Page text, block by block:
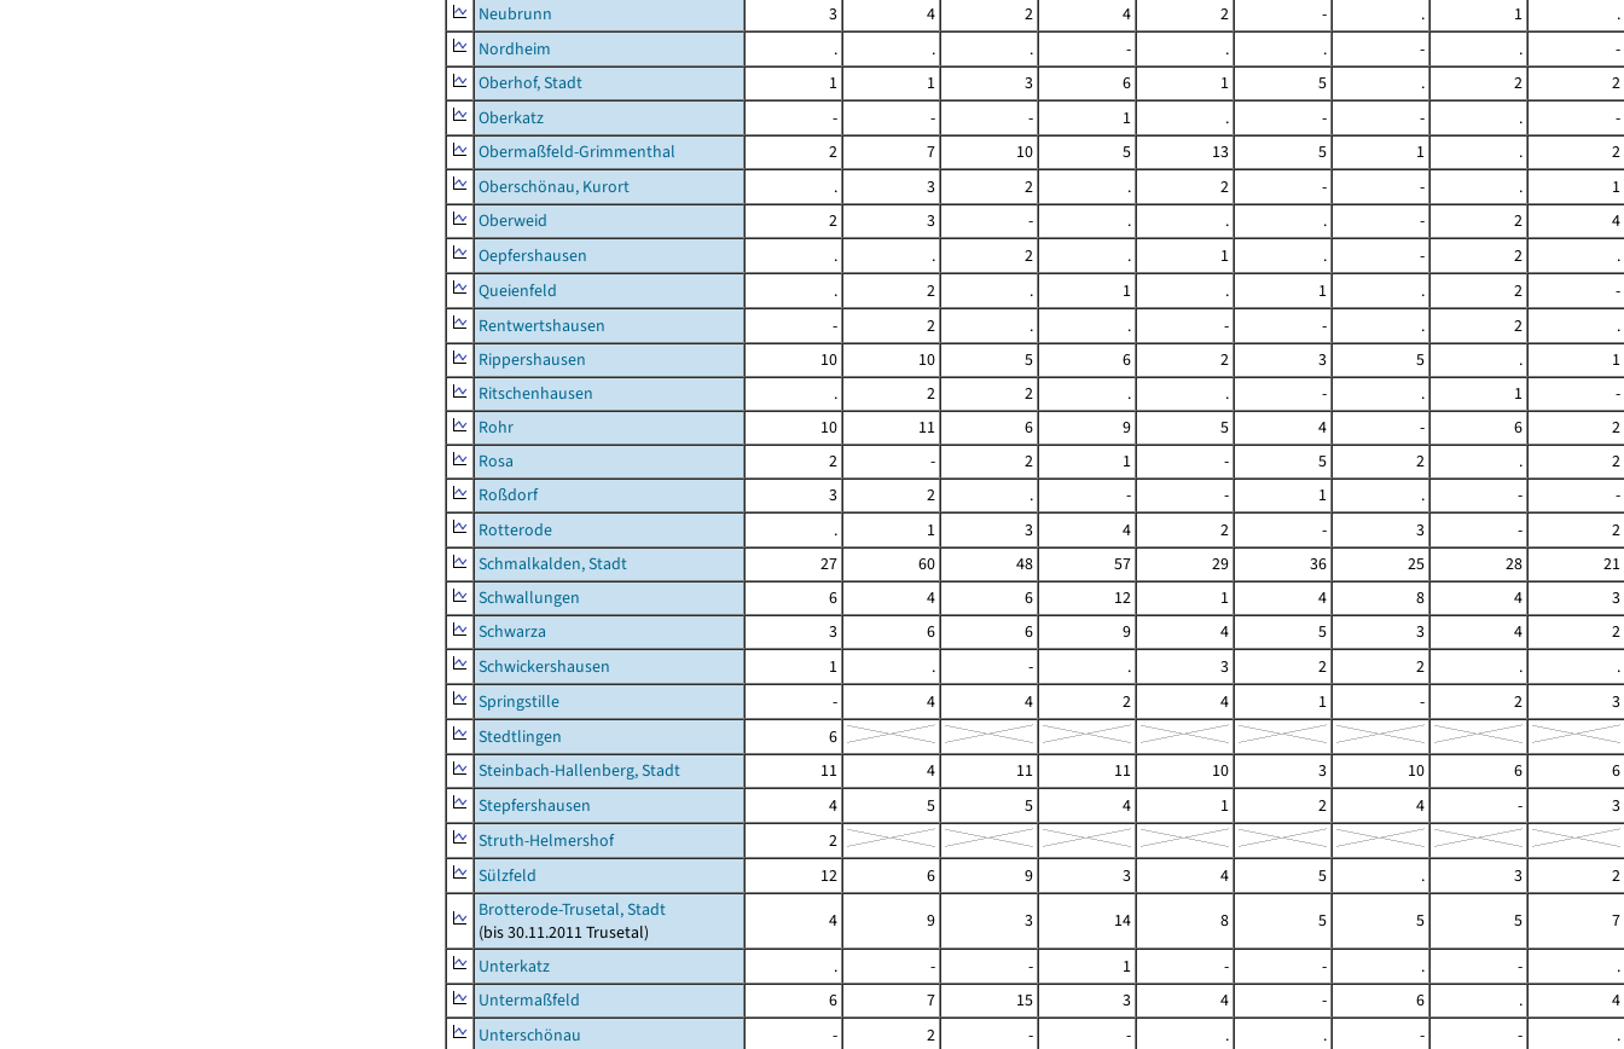
Neubrunn
3 4 2 4 2 - . 1
.
Nordheim
. . . - . . - .
-
Oberhof, Stadt
1 1 3 6 1 5 . 2
2
Oberkatz
- - - 1 . - - .
-
Obermaßfeld-Grimmenthal
2 7 10 5 13 5 1 .
2
Oberschönau, Kurort
. 3 2 . 2 - - .
1
Oberweid
2 3 - . . . - 2
4
Oepfershausen
. . 2 . 1 . - 2
.
Queienfeld
. 2 . 1 . 1 . 2
-
Rentwertshausen
- 2 . . - - . 2
.
Rippershausen
10 10 5 6 2 3 5 .
1
Ritschenhausen
. 2 2 . . - . 1
-
Rohr
10 11 6 9 5 4 - 6
2
Rosa
2 - 2 1 - 5 2 .
2
Roßdorf
3 2 . - - 1 . -
-
Rotterode
. 1 3 4 2 - 3 -
2
Schmalkalden, Stadt
27 60 48 57 29 36 25 28
21
Schwallungen
6 4 6 12 1 4 8 4
3
Schwarza
3 6 6 9 4 5 3 4
2
Schwickershausen
1 . - . 3 2 2 .
.
Springstille
- 4 4 2 4 1 - 2
3
Stedtlingen
6
Steinbach-Hallenberg, Stadt
11 4 11 11 10 3 10 6
6
Stepfershausen
4 5 5 4 1 2 4 -
3
Struth-Helmershof
2
Sülzfeld
12 6 9 3 4 5 . 3
2
Brotterode-Trusetal, Stadt
(bis 30.11.2011 Trusetal)
4 9 3 14 8 5 5 5
7
Unterkatz
. - - 1 - - . -
.
Untermaßfeld
6 7 15 3 4 - 6 .
4
Unterschönau
- 2 - - . . - -
.